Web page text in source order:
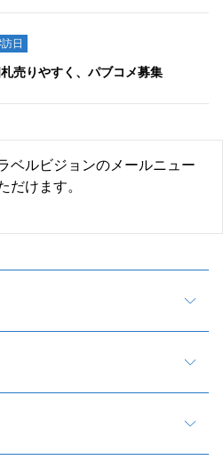
日
売りやすく、パブコメ募集
ベルビジョンのメールニュー
だけます。